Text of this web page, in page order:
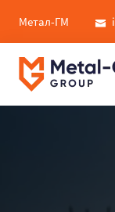
Метал-ГМ